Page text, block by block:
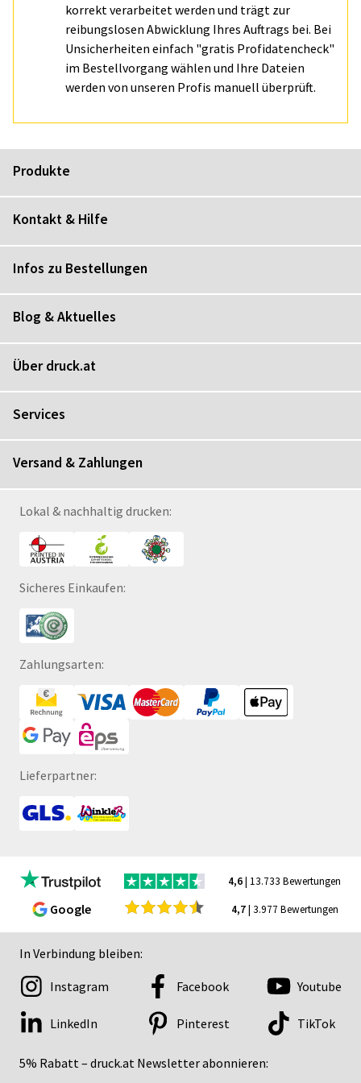
korrekt verarbeitet werden und trägt zur
reibungslosen Abwicklung Ihres Auftrags bei. Bei
Unsicherheiten einfach "gratis Profidatencheck"
im Bestellvorgang wählen und Ihre Dateien
werden von unseren Profis manuell überprüft.
Produkte
Kontakt & Hilfe
Infos zu Bestellungen
Blog & Aktuelles
Über druck.at
Services
Versand & Zahlungen
Lokal & nachhaltig drucken:
Sicheres Einkaufen:
Zahlungsarten:
Lieferpartner:
4,6| 13.733 Bewertungen
Google 4,7| 3.977 Bewertungen
In Verbindung bleiben:
5% Rabatt – druck.at Newsletter abonnieren:
Instagram Facebook Youtube
LinkedIn Pinterest TikTok